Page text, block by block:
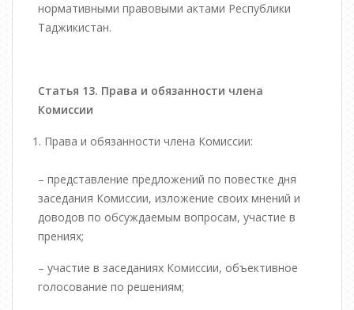
нормативными правовыми актами Республики
Таджикистан.
Статья 13. Права и обязанности члена
Комиссии
Права и обязанности члена Комиссии:
– представление предложений по повестке дня
заседания Комиссии, изложение своих мнений и
доводов по обсуждаемым вопросам, участие в
прениях;
– участие в заседаниях Комиссии, объективное
голосование по решениям;